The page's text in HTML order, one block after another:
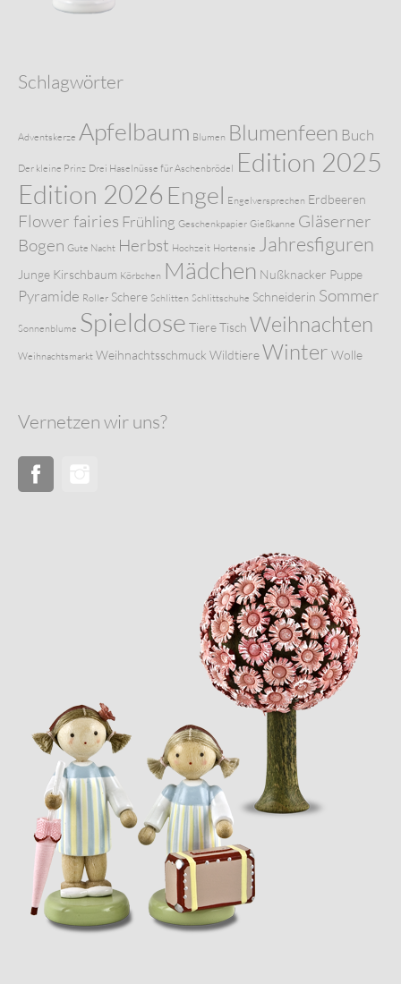
Schlagwörter
Adventskerze Apfelbaum Blumen Blumenfeen Buch
Der kleine Prinz Drei Haselnüsse für Aschenbrödel Edition 2025
Edition 2026 Engel Engelversprechen Erdbeeren
Flower fairies Frühling Geschenkpapier Gießkanne Gläserner
Bogen Gute Nacht Herbst Hochzeit Hortensie Jahresfiguren
Junge Kirschbaum Körbchen Mädchen Nußknacker Puppe
Pyramide Roller Schere Schlitten Schlittschuhe Schneiderin Sommer
Sonnenblume Spieldose TiereTisch Weihnachten
Weihnachtsmarkt Weihnachtsschmuck WildtiereWinter Wolle
Vernetzen wir uns?